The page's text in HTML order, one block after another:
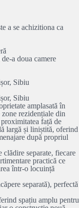
a se achizitiona ca
a doua camere
Sibiu
Sibiu
amplasată în
rezidențiale din
față de
largă și liniștită, oferind
după propriul
clădire separate, fiecare
practică ce
într-o locuință
separată), perfectă
spațiu amplu pentru